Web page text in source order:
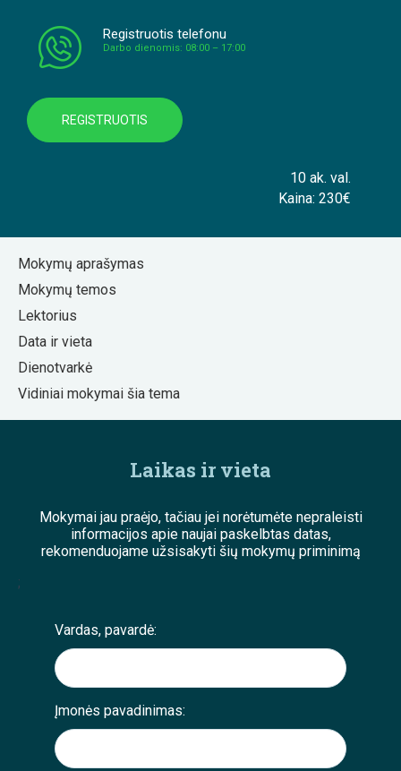
Registruotis telefonu
Darbo dienomis: 08:00 – 17:00
REGISTRUOTIS
10 ak. val.
Kaina: 230€
Mokymų aprašymas
Mokymų temos
Lektorius
Data ir vieta
Dienotvarkė
Vidiniai mokymai šia tema
Laikas ir vieta
Mokymai jau praėjo, tačiau jei norėtumėte nepraleisti
informacijos apie naujai paskelbtas datas,
rekomenduojame užsisakyti šių mokymų priminimą
;
Vardas, pavardė:
Įmonės pavadinimas: